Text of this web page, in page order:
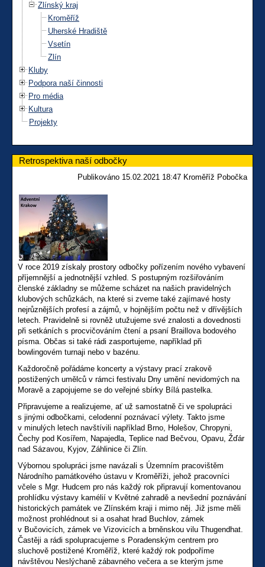
Zlínský kraj
Kroměříž
Uherské Hradiště
Vsetín
Zlín
Kluby
Podpora naší činnosti
Pro média
Kultura
Projekty
Retrospektiva naší odbočky
Publikováno 15.02.2021 18:47 Kroměříž Pobočka
V roce 2019 získaly prostory odbočky pořízením nového vybavení
příjemnější a jednotnější vzhled. S postupným rozšiřováním
členské základny se můžeme scházet na našich pravidelných
klubových schůzkách, na které si zveme také zajímavé hosty
nejrůznějších profesí a zájmů, v hojnějším počtu než v dřívějších
letech. Pravidelně si rovněž utužujeme své znalosti a dovednosti
při setkáních s procvičováním čtení a psaní Braillova bodového
písma. Občas si také rádi zasportujeme, například při
bowlingovém turnaji nebo v bazénu.
Každoročně pořádáme koncerty a výstavy prací zrakově
postižených umělců v rámci festivalu Dny umění nevidomých na
Moravě a zapojujeme se do veřejné sbírky Bílá pastelka.
Připravujeme a realizujeme, ať už samostatně či ve spolupráci
s jinými odbočkami, celodenní poznávací výlety. Takto jsme
v minulých letech navštívili například Brno, Holešov, Chropyni,
Čechy pod Kosířem, Napajedla, Teplice nad Bečvou, Opavu, Žďár
nad Sázavou, Kyjov, Záhlinice či Zlín.
Výbornou spolupráci jsme navázali s Územním pracovištěm
Národního památkového ústavu v Kroměříži, jehož pracovníci
včele s Mgr. Hudcem pro nás každý rok připravují komentovanou
prohlídku výstavy kamélií v Květné zahradě a nevšední poznávání
historických památek ve Zlínském kraji i mimo něj. Již jsme měli
možnost prohlédnout si a osahat hrad Buchlov, zámek
v Bučovicích, zámek ve Vizovicích a brněnskou vilu Thugendhat.
Častěji a rádi spolupracujeme s Poradenským centrem pro
sluchově postižené Kroměříž, které každý rok podpoříme
návštěvou Neslýchaně zábavného večera a se kterým jsme